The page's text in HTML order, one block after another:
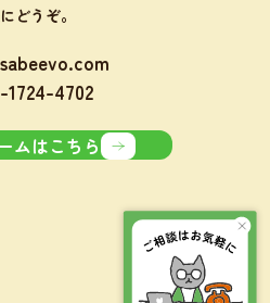
どうぞ。
1724-4702
ムはこちら